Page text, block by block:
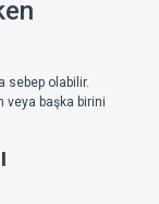
sebep olabilir.
veya başka birini